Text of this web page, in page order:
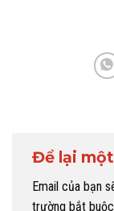
Để lại
Email của bạn
trường bắt